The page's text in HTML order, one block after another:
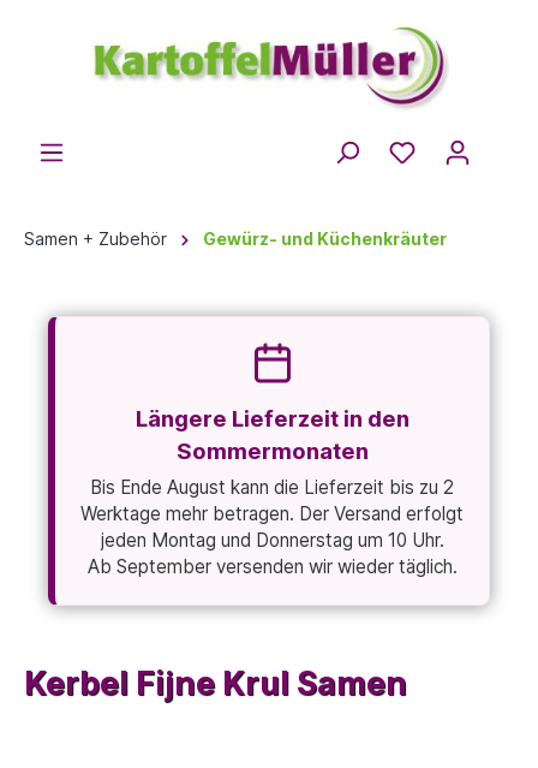
Samen + Zubehör Gewürz- und Küchenkräuter
Längere Lieferzeit in den
Sommermonaten
Bis Ende August kann die Lieferzeit bis zu 2
Werktage mehr betragen. Der Versand erfolgt
jeden Montag und Donnerstag um 10 Uhr.
Ab September versenden wir wieder täglich.
Kerbel Fijne Krul Samen